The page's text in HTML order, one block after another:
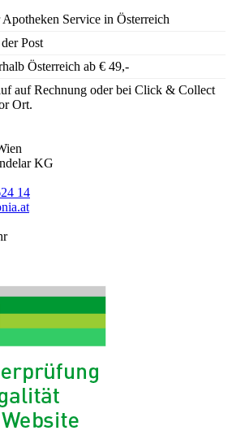
Service in Österreich
Post
Österreich ab € 49,-
auf Rechnung oder bei Click & Collect
Ort.
KG
14